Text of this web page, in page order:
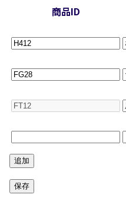
商品ID
追加
保存